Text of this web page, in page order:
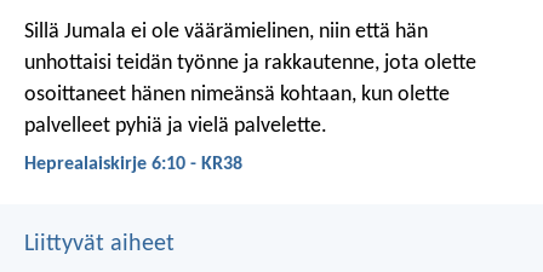
Sillä Jumala ei ole väärämielinen, niin että hän
unhottaisi teidän työnne ja rakkautenne, jota olette
osoittaneet hänen nimeänsä kohtaan, kun olette
palvelleet pyhiä ja vielä palvelette.
Heprealaiskirje 6:10 - KR38
Liittyvät aiheet